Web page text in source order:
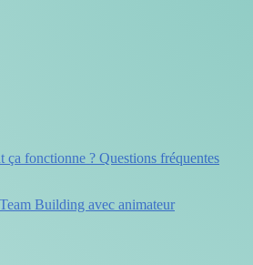
ça fonctionne ? Questions fréquentes
Team Building avec animateur